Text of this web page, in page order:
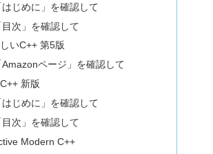
はじめに」を確認して
目次」を確認して
いC++ 第5版
Amazonページ」を確認して
新版
はじめに」を確認して
目次」を確認して
Modern C++